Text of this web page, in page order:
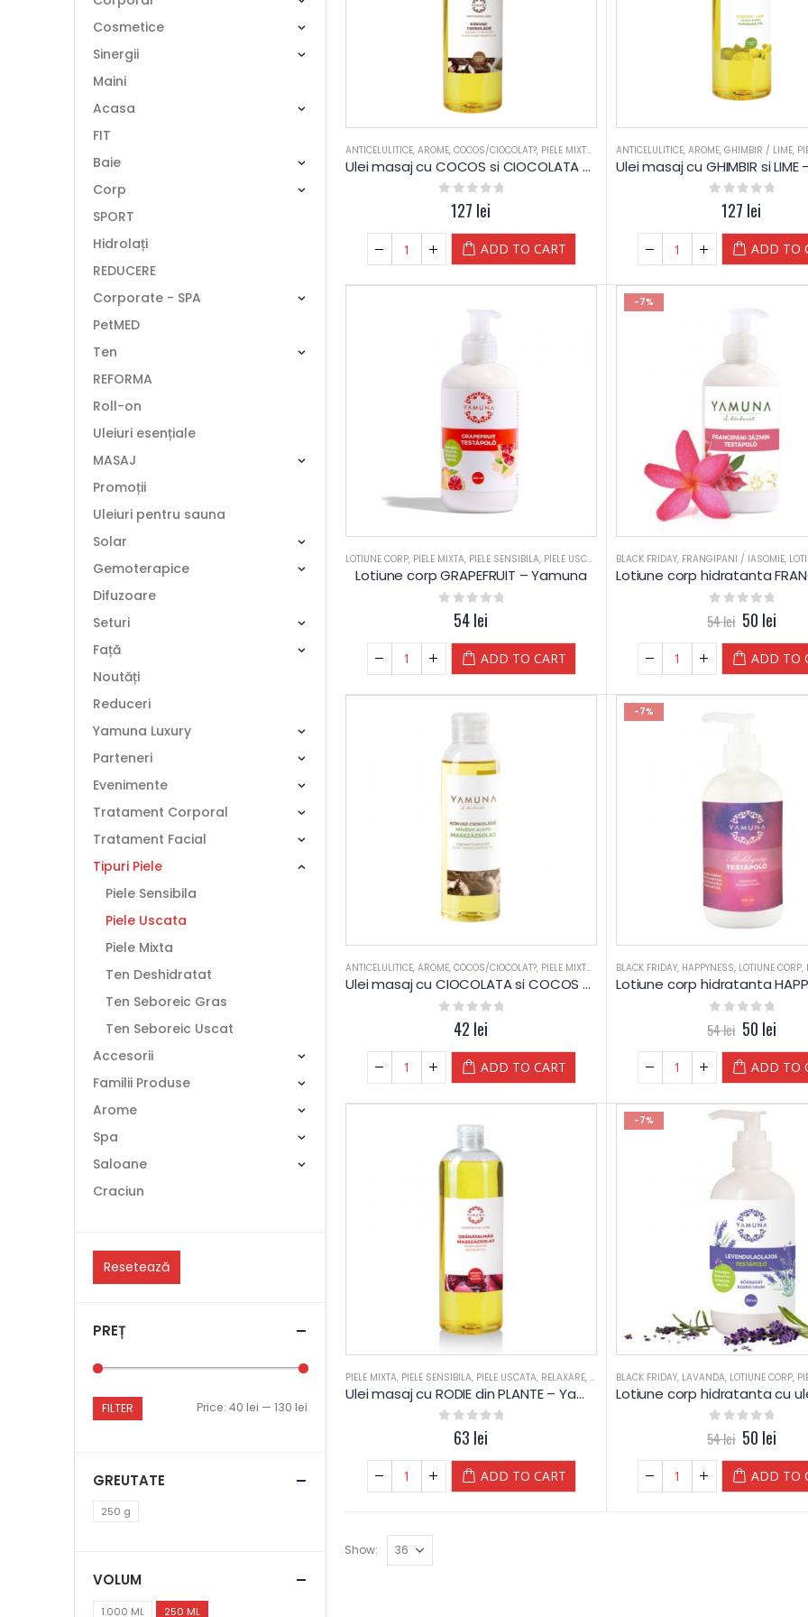
ANTICELULITICE, AROME, COCOS/CIOCOLAT?, PIELE MIXTA PIELE SENSIBILA,PIELE USCATA,RELAXARE,
Ulei masaj cu COCOS si CIOCOLATA – Yamuna
out of 5
127 lei
ADD TO CART
ANTICELULITICE, AROME, GHIMBIR / LIME,
out of 5
127 lei
ADD TO
LOTIUNE CORP, PIELE MIXTA, PIELE SENSIBILA, PIELE USCATA SPA,TEN DESHIDRATAT,TIPURI PIELE,
Lotiune corp GRAPEFRUIT – Yamuna
out of 5
54lei
ADD TO CART
-7%
BLACK FRIDAY, FRANGIPANI / IASOMIE,
out of 5
54lei 50 lei
ADD TO
ANTICELULITICE, AROME, COCOS/CIOCOLAT?, PIELE MIXTA PIELE SENSIBILA,PIELE USCATA, RELAXARE,
Ulei masaj cu CIOCOLATA si COCOS – Yamuna – 250 ml
out of 5
42 lei
ADD TO CART
-7%
BLACK FRIDAY, HAPPYNESS, LOTIUNE CORP,
out of 5
54lei 50 lei
ADD TO
PIELE MIXTA, PIELE SENSIBILA, PIELE USCATA, RELAXARE, RODIE ,SALOANE,TEN DESHIDRATAT,ULEI DE
Ulei masaj cu RODIE din PLANTE – Yamuna
out of 5
63 lei
ADD TO CART
-7%
BLACK FRIDAY, LAVANDA, LOTIUNE CORP,
out of 5
54lei 50 lei
ADD TO
Show:
Cosmetice
Sinergii
Maini
Acasa
FIT
Baie
Corp
SPORT
Hidrolați
REDUCERE
Corporate - SPA
PetMED
Ten
REFORMA
Roll-on
Uleiuri esențiale
MASAJ
Promoții
Uleiuri pentru sauna
Solar
Gemoterapice
Difuzoare
Seturi
Față
Noutăți
Reduceri
Yamuna Luxury
Parteneri
Evenimente
Tratament Corporal
Tratament Facial
Tipuri Piele
Piele Sensibila
Piele Uscata
Piele Mixta
Ten Deshidratat
Ten Seboreic Gras
Ten Seboreic Uscat
Accesorii
Familii Produse
Arome
Spa
Saloane
Craciun
Resetează
PREȚ
FILTER Price: 40 lei — 130 lei
GREUTATE
250 g
VOLUM
1.000 ML
250 ML